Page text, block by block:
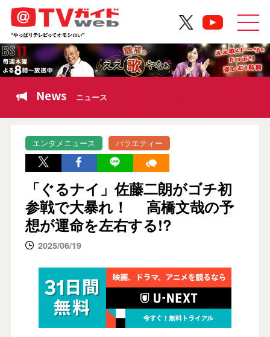
News ニュース
エンタメニュース バラエティー
「ぐるナイ」佐藤二朗がゴチ初
参戦で大暴れ！ 高橋文哉の予
想が運命を左右する!?
2025/06/19